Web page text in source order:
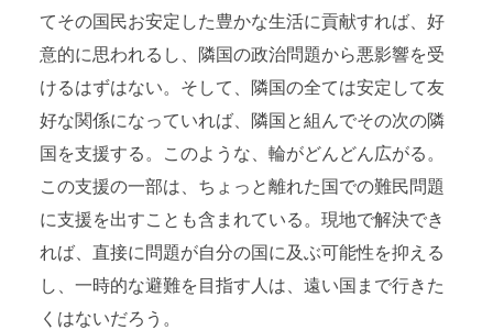
てその国民お安定した豊かな生活に貢献すれば、好
意的に思われるし、隣国の政治問題から悪影響を受
けるはずはない。そして、隣国の全ては安定して友
好な関係になっていれば、隣国と組んでその次の隣
国を支援する。このような、輪がどんどん広がる。
この支援の一部は、ちょっと離れた国での難民問題
に支援を出すことも含まれている。現地で解決でき
れば、直接に問題が自分の国に及ぶ可能性を抑える
し、一時的な避難を目指す人は、遠い国まで行きた
くはないだろう。